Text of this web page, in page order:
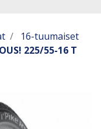
16-tuumaiset
225/55-16 T